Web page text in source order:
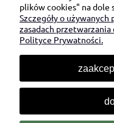
(pon-
plików cookies" na dole
Szczegóły o
zasadach
Polityce Prywatności.